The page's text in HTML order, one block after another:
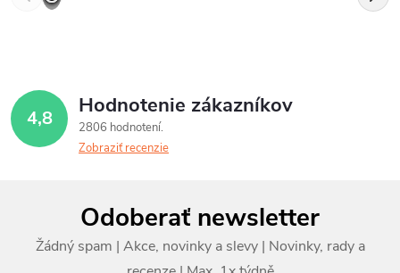
4,8 Hodnotenie zákazníkov
2806 hodnotení
Zobraziť recenzie
Odoberať newsletter